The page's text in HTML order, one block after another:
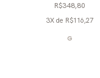
R$348,80
3X de R$116,27
G